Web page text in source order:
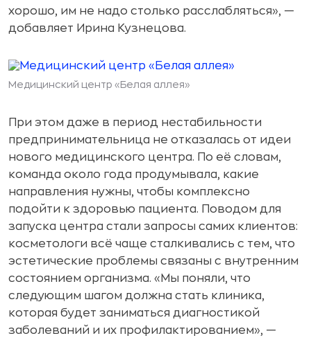
хорошо, им не надо столько расслабляться», —
добавляет Ирина Кузнецова.
Медицинский центр «Белая аллея»
При этом даже в период нестабильности
предпринимательница не отказалась от идеи
нового медицинского центра. По её словам,
команда около года продумывала, какие
направления нужны, чтобы комплексно
подойти к здоровью пациента. Поводом для
запуска центра стали запросы самих клиентов:
косметологи всё чаще сталкивались с тем, что
эстетические проблемы связаны с внутренним
состоянием организма. «Мы поняли, что
следующим шагом должна стать клиника,
которая будет заниматься диагностикой
заболеваний и их профилактированием», —